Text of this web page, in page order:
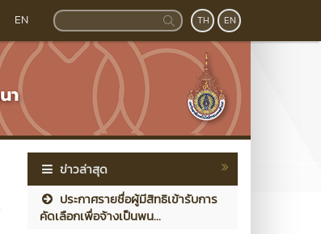
EN TH EN
ข่าวล่าสุด
ประกาศรายชื่อผู้มีสิทธิเข้ารับการ
คัดเลือกเพื่อจ้างเป็นพน...